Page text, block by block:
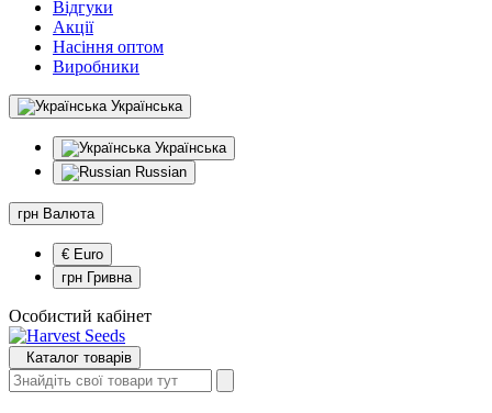
Відгуки
Акції
Насіння оптом
Виробники
Українська
Українська
Russian
грн Валюта
€ Euro
грн Гривна
Особистий кабінет
Каталог товарів